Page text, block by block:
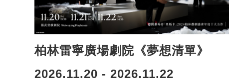
柏林雷寧廣場劇院《夢想清單》
2026.11.20 - 2026.11.22